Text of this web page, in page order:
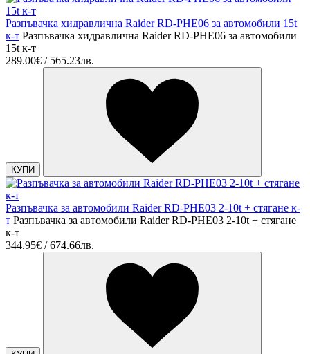
Разпъвачка хидравлична Raider RD-PHE06 за автомобили 15t
к-т Разпъвачка хидравлична Raider RD-PHE06 за автомобили
15t к-т
289.00€ / 565.23лв.
КУПИ
Разпъвачка за автомобили Raider RD-PHE03 2-10t + стягане к-
т Разпъвачка за автомобили Raider RD-PHE03 2-10t + стягане
к-т
344.95€ / 674.66лв.